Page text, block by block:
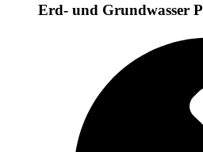
Erd- und Grundwasser